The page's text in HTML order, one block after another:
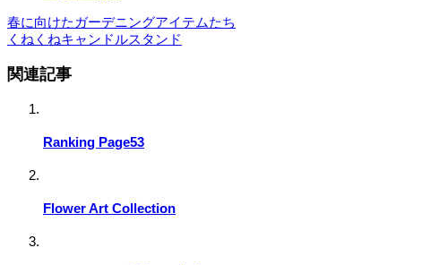
春に向けたガーデニングアイテムたち
くねくねキャンドルスタンド
関連記事
Ranking Page53
Flower Art Collection